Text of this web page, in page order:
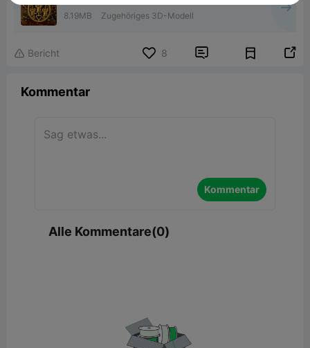
8.19MB Zugehöriges 3D-Modell
 Bericht 8  
Kommentar
Kommentar
Alle Kommentare(0)